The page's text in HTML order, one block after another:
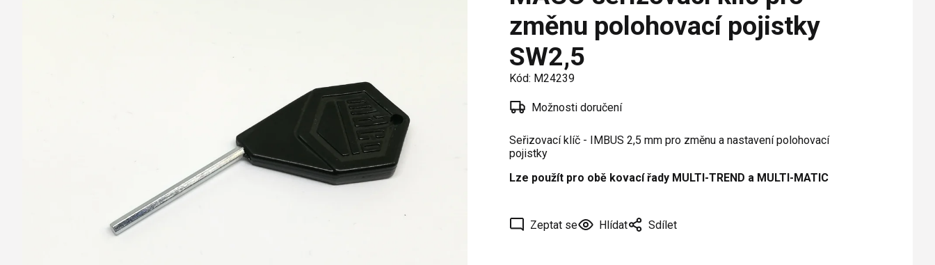
Opravy oken z lana /
Garantované zaměření
změnu polohovací pojistky
SW2,5
Kód: M24239
Možnosti doručení
Seřizovací klíč - IMBUS 2,5 mm pro změnu a nastavení polohovací
pojistky
Lze použít pro obě kovací řady MULTI-TREND a MULTI-MATIC
Zeptat se Hlídat Sdílet